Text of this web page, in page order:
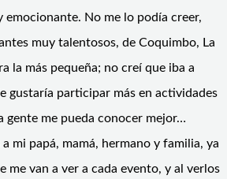
emocionante. No me lo podía creer,
muy talentosos, de Coquimbo, La
la más pequeña; no creí que iba a
gustaría participar más en actividades
gente me pueda conocer mejor…
mi papá, mamá, hermano y familia, ya
me van a ver a cada evento, y al verlos